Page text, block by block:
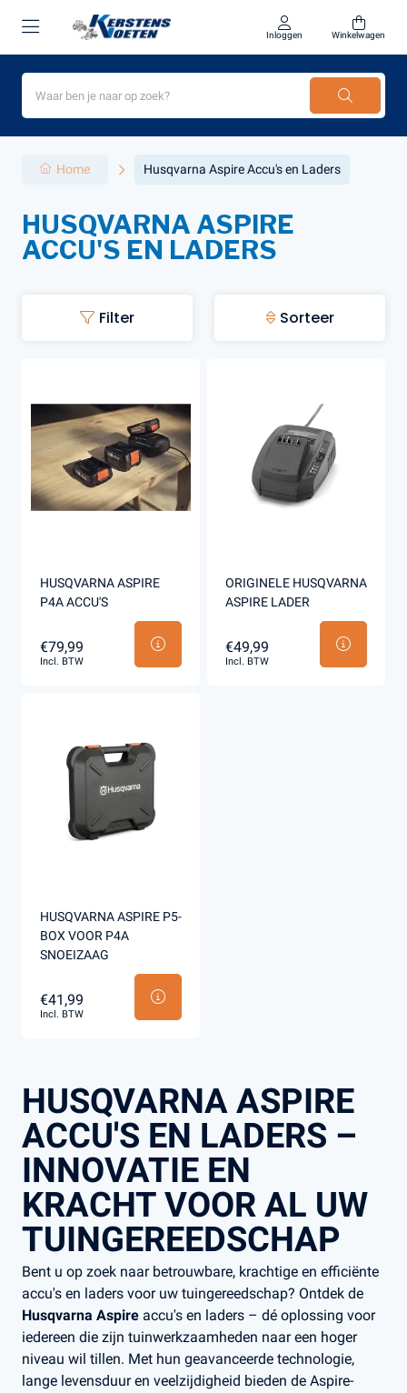
Inloggen Winkelwagen
Home Husqvarna Aspire Accu's en Laders
HUSQVARNA ASPIRE
ACCU'S EN LADERS
Filter Sorteer
HUSQVARNA ASPIRE
P4A ACCU'S
€79,99
Incl. BTW
ORIGINELE HUSQVARNA
ASPIRE LADER
€49,99
Incl. BTW
HUSQVARNA ASPIRE P5-
BOX VOOR P4A
SNOEIZAAG
€41,99
Incl. BTW
HUSQVARNA ASPIRE
ACCU'S EN LADERS –
INNOVATIE EN
KRACHT VOOR AL UW
TUINGEREEDSCHAP
Bent u op zoek naar betrouwbare, krachtige en efficiënte
accu's en laders voor uw tuingereedschap? Ontdek de
Husqvarna Aspire accu's en laders – dé oplossing voor
iedereen die zijn tuinwerkzaamheden naar een hoger
niveau wil tillen. Met hun geavanceerde technologie,
lange levensduur en veelzijdigheid bieden de Aspire-